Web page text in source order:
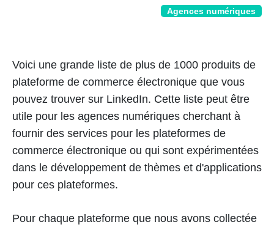
Agences numériques
Voici une grande liste de plus de 1000 produits de
plateforme de commerce électronique que vous
pouvez trouver sur LinkedIn. Cette liste peut être
utile pour les agences numériques cherchant à
fournir des services pour les plateformes de
commerce électronique ou qui sont expérimentées
dans le développement de thèmes et d'applications
pour ces plateformes.
Pour chaque plateforme que nous avons collectée